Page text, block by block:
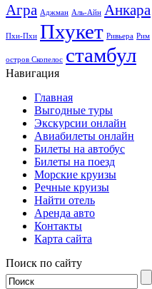
Агра Аджман Аль-Айн Анкара
Пхи-Пхи Пхукет Ривьера Рим
остров Скопелос стамбул
Навигация
Главная
Выгодные туры
Экскурсии онлайн
Авиабилеты онлайн
Билеты на автобус
Билеты на поезд
Морские круизы
Речные круизы
Найти отель
Аренда авто
Контакты
Карта сайта
Поиск по сайту